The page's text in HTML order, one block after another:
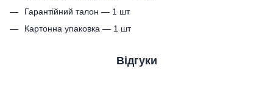
Гарантійний талон — 1 шт
Картонна упаковка — 1 шт
Відгуки